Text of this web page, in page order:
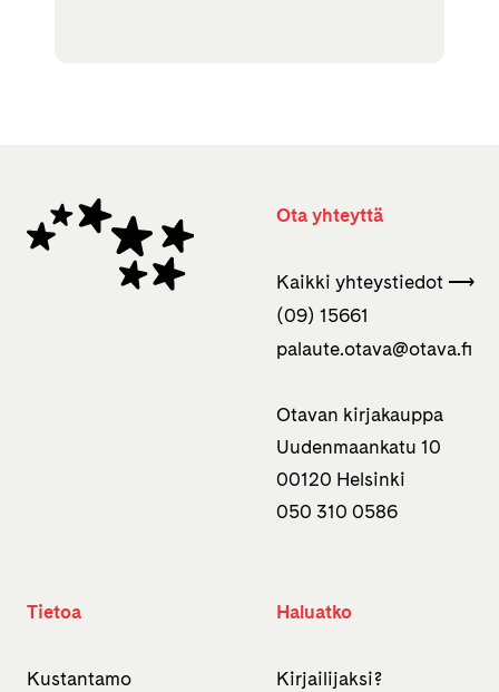
Ota yhteyttä
Kaikki yhteystiedot ⟶
(09) 15661
palaute.otava­@otava.fi
Otavan kirjakauppa
Uudenmaankatu 10
00120 Helsinki
050 310 0586
Tietoa
Kustantamo
Haluatko
Kirjailijaksi?